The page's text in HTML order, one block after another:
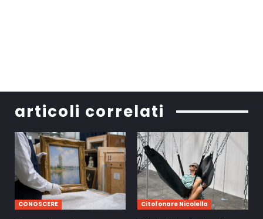
articoli correlati
CONOSCERE Citofonare Nicolella